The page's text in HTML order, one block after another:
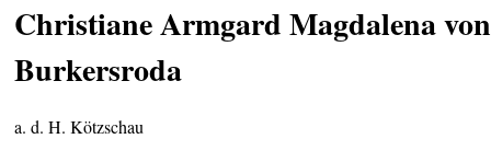
Christiane Armgard Magdalena von
Burkersroda
a. d. H. Kötzschau